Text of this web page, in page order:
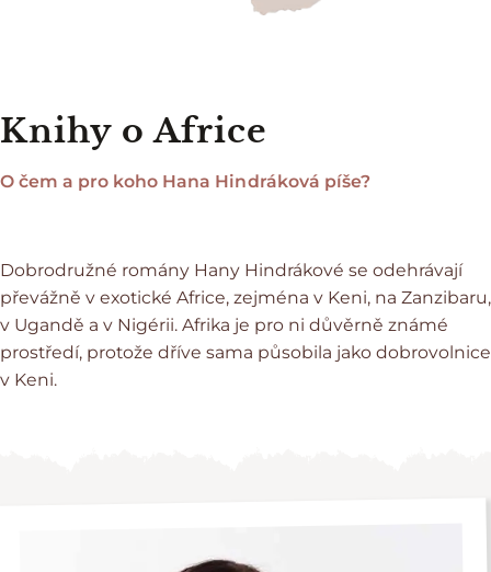
Knihy o Africe
O čem a pro koho Hana Hindráková píše?
Dobrodružné romány Hany Hindrákové se odehrávají
převážně v exotické Africe, zejména v Keni, na Zanzibaru,
v Ugandě a v Nigérii. Afrika je pro ni důvěrně známé
prostředí, protože dříve sama působila jako dobrovolnice
v Keni.